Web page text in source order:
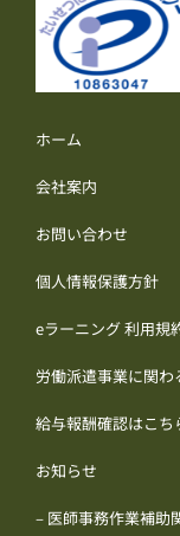
ホーム
会社案内
お問い合わせ
個人情報保護方針
eラーニング 利用規
労働派遣事業に関わ
給与報酬確認はこち
お知らせ
– 医師事務作業補助